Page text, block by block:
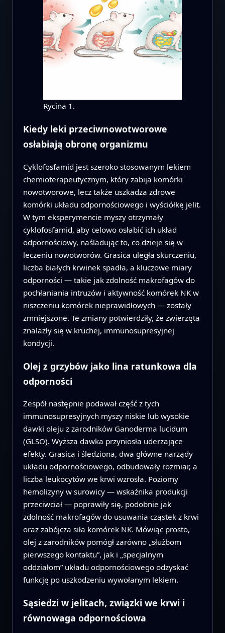
Rycina 1.
Kiedy leki przeciwnowotworowe
osłabiają obronę organizmu
Cyklofosfamid jest szeroko stosowanym lekiem
chemioterapeutycznym, który zabija komórki
nowotworowe, lecz także uszkadza zdrowe
komórki układu odpornościowego i wyściółkę jelit.
W tym eksperymencie myszy otrzymały
cyklofosfamid, aby celowo osłabić ich układ
odpornościowy, naśladując to, co dzieje się w
leczeniu nowotworów. Grasica uległa skurczeniu,
liczba białych krwinek spadła, a kluczowe miary
odporności — takie jak zdolność makrofagów do
pochłaniania intruzów i aktywność komórek NK w
niszczeniu komórek nieprawidłowych — zostały
zmniejszone. Te zmiany potwierdziły, że zwierzęta
znalazły się w kruchej, immunosupresyjnej
kondycji.
Olej z grzybów jako lina ratunkowa dla
odporności
Zespół następnie podawał część z tych
immunosupresyjnych myszy niskie lub wysokie
dawki oleju z zarodników Ganoderma lucidum
(GLSO). Wyższa dawka przyniosła uderzające
efekty. Grasica i śledziona, dwa główne narządy
układu odpornościowego, odbudowały rozmiar, a
liczba leukocytów we krwi wzrosła. Poziomy
hemolizyny w surowicy — wskaźnika produkcji
przeciwciał — poprawiły się, podobnie jak
zdolność makrofagów do usuwania cząstek z krwi
oraz zabójcza siła komórek NK. Mówiąc prosto,
olej z zarodników pomógł zarówno „służbom
pierwszego kontaktu”, jak i „specjalnym
oddziałom” układu odpornościowego odzyskać
funkcję po uszkodzeniu wywołanym lekiem.
Sąsiedzi w jelitach, związki we krwi i
równowaga odpornościowa